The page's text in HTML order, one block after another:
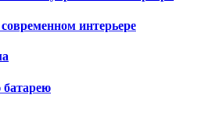
интерьере
батарею